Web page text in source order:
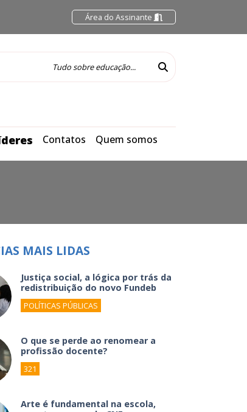
Área do Assinante
Contatos Quem somos
MAIS LIDAS
Justiça social, a lógica por trás da
redistribuição do novo Fundeb
POLÍTICAS PÚBLICAS
O que se perde ao renomear a
profissão docente?
321
Arte é fundamental na escola,